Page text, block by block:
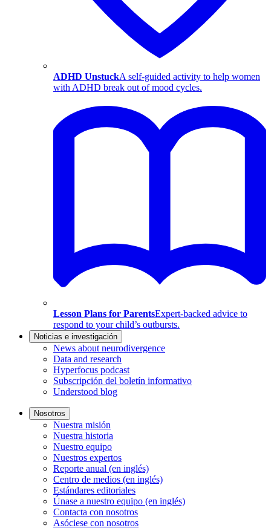
ADHD UnstuckA self-guided activity to help women
with ADHD break out of mood cycles.
Lesson Plans for ParentsExpert-backed advice to
respond to your child’s outbursts.
Noticias e investigación
News about neurodivergence
Data and research
Hyperfocus podcast
Subscripción del boletín informativo
Understood blog
Nosotros
Nuestra misión
Nuestra historia
Nuestro equipo
Nuestros expertos
Reporte anual (en inglés)
Centro de medios (en inglés)
Estándares editoriales
Únase a nuestro equipo (en inglés)
Contacta con nosotros
Asóciese con nosotros